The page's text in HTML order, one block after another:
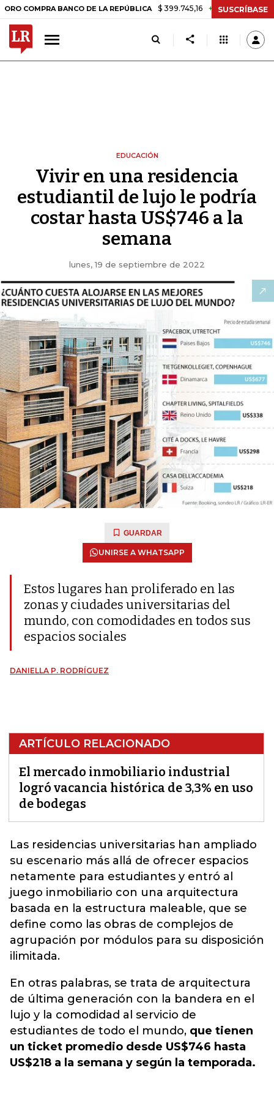
BANCO DE LA REPÚBLICA $ 399.745,16 +$ 2.295,71 +0,58%
SUSCRÍBASE
EDUCACIÓN
Vivir en una residencia
estudiantil de lujo le podría
costar hasta US$746 a la
semana
lunes, 19 de septiembre de 2022
GUARDAR
UNIRSE A WHATSAPP
Estos lugares han proliferado en las
zonas y ciudades universitarias del
mundo, con comodidades en todos sus
espacios sociales
DANIELLA P. RODRÍGUEZ
ARTÍCULO RELACIONADO
El mercado inmobiliario industrial
logró vacancia histórica de 3,3% en uso
de bodegas
Las residencias universitarias han ampliado
su escenario más allá de ofrecer espacios
netamente para estudiantes y entró al
juego inmobiliario con una arquitectura
basada en la estructura maleable, que se
define como las obras de complejos de
agrupación por módulos para su disposición
ilimitada.
En otras palabras, se trata de arquitectura
de última generación con la bandera en el
lujo y la comodidad al servicio de
estudiantes de todo el mundo, que tienen
un ticket promedio desde US$746 hasta
US$218 a la semana y según la temporada.